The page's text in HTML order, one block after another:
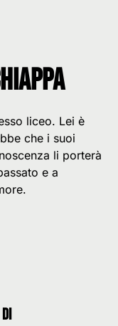
liceo. Lei è
che i suoi
li porterà
e a